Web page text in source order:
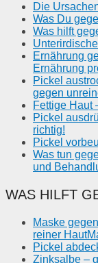
Die
Was Du
Was hilft
Ernährung
Ernährung
Pickel
gegen
Fettige Haut
Pickel
richtig!
Pickel
Was tun
und
WAS HILFT
Maske
reiner
Pickel
Zinksalbe –